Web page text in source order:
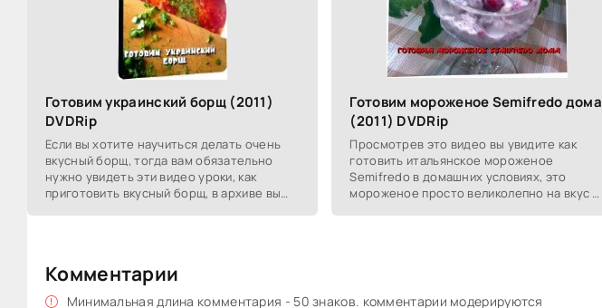
Готовим украинский борщ (2011)
DVDRip
Если вы хотите научиться делать очень
вкусный борщ, тогда вам обязательно
нужно увидеть эти видео уроки, как
приготовить вкусный борщ, в архиве вы
Готовим мороженое Semifredo дома
(2011) DVDRip
Просмотрев это видео вы увидите как
готовить итальянское мороженое
Semifredo в домашних условиях, это
мороженое просто великолепно на вкус и
Комментарии
Минимальная длина комментария - 50 знаков. комментарии модерируются